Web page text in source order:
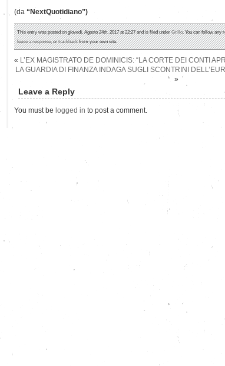
(da “NextQuotidiano”)
This entry was posted on giovedì, Agosto 24th, 2017 at 22:27 and is filed underGrillo. You can follow any
leave a response, ortrackbackfrom your own site.
« L’EX MAGISTRATO DE DOMINICIS: “LA CORTE DEI CONTI
LA GUARDIA DI FINANZA INDAGA SUGLI SCONTRINI
»
Leave a Reply
You must be logged in to post a comment.